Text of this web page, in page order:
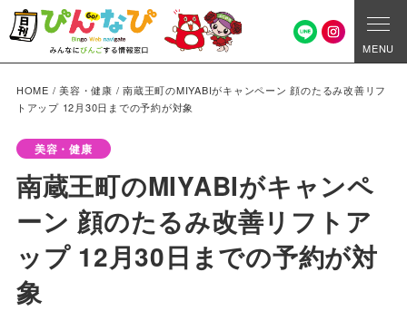
MENU
HOME /美容・健康 /南蔵王町のMIYABIがキャンペーン 顔のたるみ改善リフ
トアップ 12月30日までの予約が対象
美容・健康
南蔵王町のMIYABIがキャンペ
ーン 顔のたるみ改善リフトア
ップ 12月30日までの予約が対
象